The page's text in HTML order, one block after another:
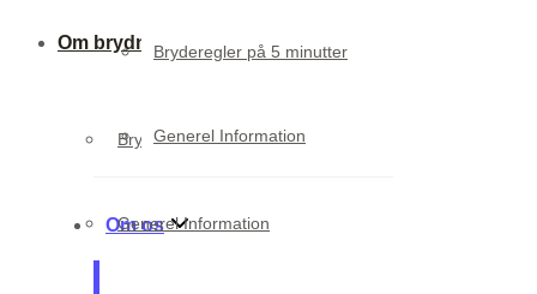
Bryderegler på 5 minutter
Generel Information
Om os
Om brydning
Bryderegler på 5 minutter
Generel Information